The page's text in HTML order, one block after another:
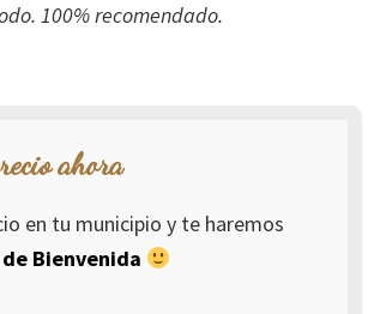
100% recomendado.
ahora
en tu municipio y te haremos
Bienvenida